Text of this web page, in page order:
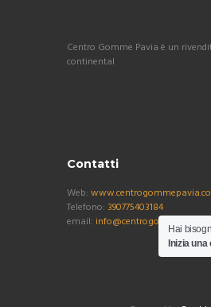
Centro Gomme Pavia è un
continental
Contatti
Web:
Telefono: 390775403184
email:
Hai
Inizia